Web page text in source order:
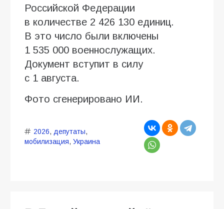
Российской Федерации
в количестве 2 426 130 единиц.
В это число были включены
1 535 000 военнослужащих.
Документ вступит в силу
с 1 августа.
Фото сгенерировано ИИ.
2026, депутаты,
мобилизация, Украина